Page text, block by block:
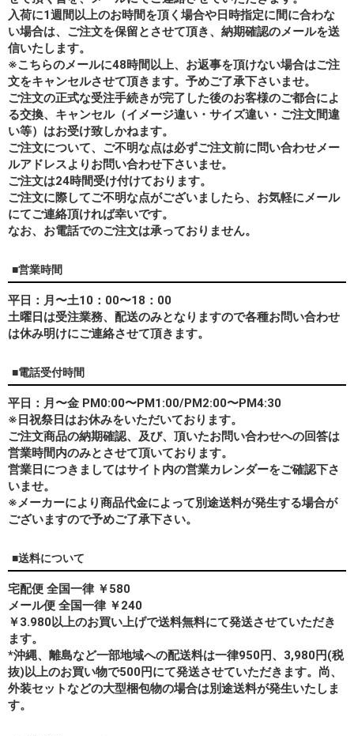
入荷に1週間以上のお時間を頂く場合や日時指定に間に合わな
い場合は、ご注文を保留とさせて頂き、納期確認のメールを送
信いたします。
※こちらのメールに48時間以上、お返事を頂けない場合はご注
文をキャンセルさせて頂きます。予めご了承下さいませ。
ご注文の正式な受注手続きが完了した後のお客様のご都合によ
る交換、キャンセル（イメージ違い・サイズ違い・ご注文間違
い等）はお受け致しかねます。
ご注文について、ご不明な点は必ずご注文前に問い合わせメー
ルアドレスよりお問い合わせ下さいませ。
ご注文は24時間受け付けております。
ご注文に際してご不明な点がございましたら、お気軽にメール
にてご連絡頂ければ幸いです。
なお、 お電話でのご注文は承っておりません。
■営業時間
平日：月〜土10：00〜18：00
土曜日は受注業務、配送のみとなりますので各種お問い合わせ
は休み明けにご連絡させて頂きます。
■電話受付時間
平日：月〜金 PM0:00〜PM1:00/PM2:00〜PM4:30
※日祝祭日はお休みをいただいております。
ご注文商品の納期確認、及び、頂いたお問い合わせへの回答は
営業時間内のみとさせて頂いております。
営業日につきましてはサイト内の営業カレンダーをご確認下さ
いませ。
※メーカーにより商品代金によって別途送料が発生する場合が
ございますので予めご了承下さい。
■送料について
宅配便 全国一律 ￥580
メール便 全国一律 ￥240
￥3.980以上のお買い上げで送料無料にて発送させていただき
ます。
*沖縄、離島など一部地域への配送料は一律950円、3,980円(税
抜)以上のお買い物で500円にて発送させていただきます。尚、
外装セットなどの大型梱包物の場合は別途送料が発生いたしま
す。